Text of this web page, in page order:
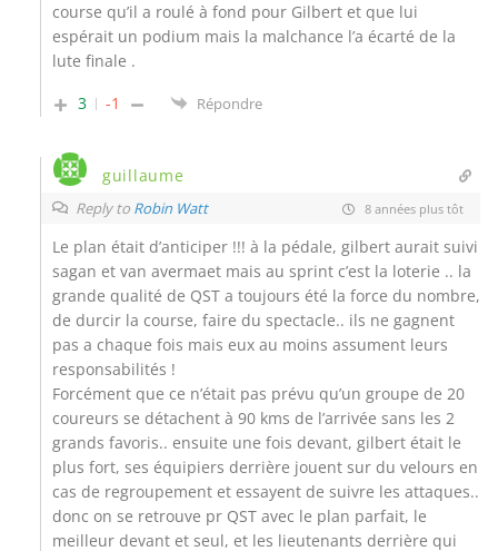
course qu’il a roulé à fond pour Gilbert et que lui
espérait un podium mais la malchance l’a écarté de la
lute finale .
3
-1 Répondre
guillaume
Reply to Robin Watt 8 années plus tôt
Le plan était d’anticiper !!! à la pédale, gilbert aurait suivi
sagan et van avermaet mais au sprint c’est la loterie .. la
grande qualité de QST a toujours été la force du nombre,
de durcir la course, faire du spectacle.. ils ne gagnent
pas a chaque fois mais eux au moins assument leurs
responsabilités !
Forcément que ce n’était pas prévu qu’un groupe de 20
coureurs se détachent à 90 kms de l’arrivée sans les 2
grands favoris.. ensuite une fois devant, gilbert était le
plus fort, ses équipiers derrière jouent sur du velours en
cas de regroupement et essayent de suivre les attaques..
donc on se retrouve pr QST avec le plan parfait, le
meilleur devant et seul, et les lieutenants derrière qui